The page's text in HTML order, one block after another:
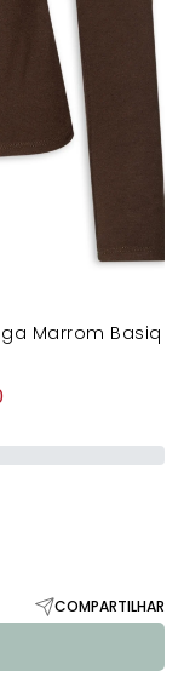
Marrom Basiq
COMPARTILHAR